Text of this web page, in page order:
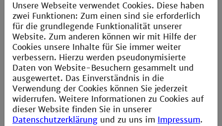
Microsoft Office 365
Unsere Webseite verwendet Cookies. Diese haben
zwei Funktionen: Zum einen sind sie erforderlich
für die grundlegende Funktionalität unserer
Website. Zum anderen können wir mit Hilfe der
Cookies unsere Inhalte für Sie immer weiter
verbessern. Hierzu werden pseudonymisierte
Daten von Website-Besuchern gesammelt und
ausgewertet. Das Einverständnis in die
Verwendung der Cookies können Sie jederzeit
widerrufen. Weitere Informationen zu Cookies auf
dieser Website finden Sie in unserer
Datenschutzerklärung und zu uns im Impressum.